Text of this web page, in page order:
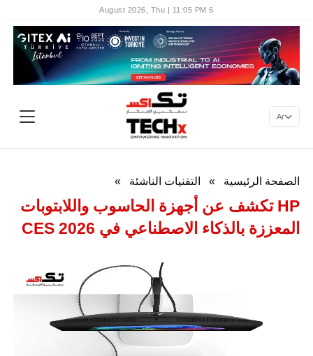
6 August 2026, Thu | 11:05 PM
Ar
الصفحة الرئيسية » التقنيات الناشئة »
HP تكشف عن أجهزة الحاسوب واللابتوبات
المعززة بالذكاء الاصطناعي في CES 2026